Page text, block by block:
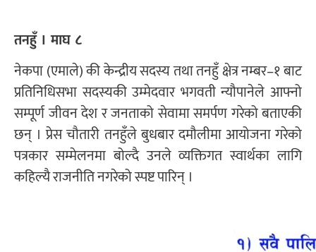
तनहुँ । माघ ८
नेकपा (एमाले) की केन्द्रीय सदस्य तथा तनहुँ क्षेत्र नम्बर–१ बाट
प्रतिनिधिसभा सदस्यकी उम्मेदवार भगवती न्यौपानेले आफ्नो
सम्पूर्ण जीवन देश र जनताको सेवामा समर्पण गरेको बताएकी
छन् । प्रेस चौतारी तनहुँले बुधबार दमौलीमा आयोजना गरेको
पत्रकार सम्मेलनमा बोल्दै उनले व्यक्तिगत स्वार्थका लागि
कहिल्यै राजनीति नगरेको स्पष्ट पारिन् ।